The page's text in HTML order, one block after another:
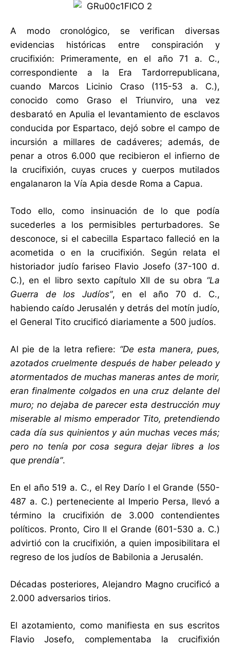
A modo cronológico, se verifican diversas
evidencias históricas entre conspiración y
crucifixión: Primeramente, en el año 71 a. C.,
correspondiente a la Era Tardorrepublicana,
cuando Marcos Licinio Craso (115-53 a. C.),
conocido como Graso el Triunviro, una vez
desbarató en Apulia el levantamiento de esclavos
conducida por Espartaco, dejó sobre el campo de
incursión a millares de cadáveres; además, de
penar a otros 6.000 que recibieron el infierno de
la crucifixión, cuyas cruces y cuerpos mutilados
engalanaron la Vía Apia desde Roma a Capua.
Todo ello, como insinuación de lo que podía
sucederles a los permisibles perturbadores. Se
desconoce, si el cabecilla Espartaco falleció en la
acometida o en la crucifixión. Según relata el
historiador judío fariseo Flavio Josefo (37-100 d.
C.), en el libro sexto capítulo XII de su obra “La
Guerra de los Judíos”, en el año 70 d. C.,
habiendo caído Jerusalén y detrás del motín judío,
el General Tito crucificó diariamente a 500 judíos.
Al pie de la letra refiere: “De esta manera, pues,
azotados cruelmente después de haber peleado y
atormentados de muchas maneras antes de morir,
eran finalmente colgados en una cruz delante del
muro; no dejaba de parecer esta destrucción muy
miserable al mismo emperador Tito, pretendiendo
cada día sus quinientos y aún muchas veces más;
pero no tenía por cosa segura dejar libres a los
que prendía”.
En el año 519 a. C., el Rey Darío I el Grande (550-
487 a. C.) perteneciente al Imperio Persa, llevó a
término la crucifixión de 3.000 contendientes
políticos. Pronto, Ciro II el Grande (601-530 a. C.)
advirtió con la crucifixión, a quien imposibilitara el
regreso de los judíos de Babilonia a Jerusalén.
Décadas posteriores, Alejandro Magno crucificó a
2.000 adversarios tirios.
El azotamiento, como manifiesta en sus escritos
Flavio Josefo, complementaba la crucifixión